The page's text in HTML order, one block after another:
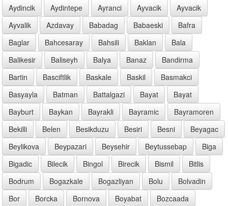
Aydincik
Aydintepe Ayranci Ayvacik
Ayvacik
Ayvalik
Azdavay Babadag Babaeski
Bafra
Baglar
Bahcesaray Bahsili Baklan
Bala
Balikesir
Baliseyh Balya Banaz
Bandirma
Bartin
Basciftlik Baskale Baskil
Basmakci
Basyayla
Batman Battalgazi Bayat
Bayat
Bayburt
Baykan Bayrakli Bayramic
Bayramoren
Bekilli
Belen Besikduzu Besiri Besni
Beyagac
Beylikova
Beypazari Beysehir Beytussebap
Biga
Bigadic
Bilecik Bingol Birecik Bismil
Bitlis
Bodrum
Bogazkale Bogazliyan Bolu
Bolvadin
Bor
Borcka Bornova Boyabat
Bozcaada